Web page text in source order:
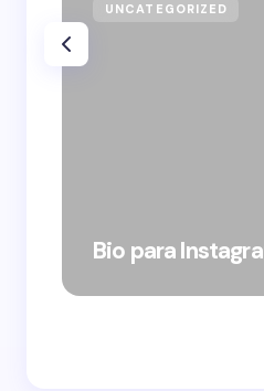
UNCATEGORIZED
Bio para